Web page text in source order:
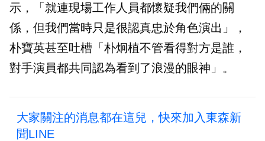
示，「就連現場工作人員都懷疑我們倆的關
係，但我們當時只是很認真忠於角色演出」，
朴寶英甚至吐槽「朴炯植不管看得對方是誰，
對手演員都共同認為看到了浪漫的眼神」。
大家關注的消息都在這兒，快來加入東森新
聞LINE